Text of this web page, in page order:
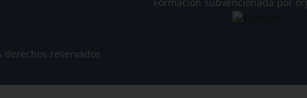
reservados